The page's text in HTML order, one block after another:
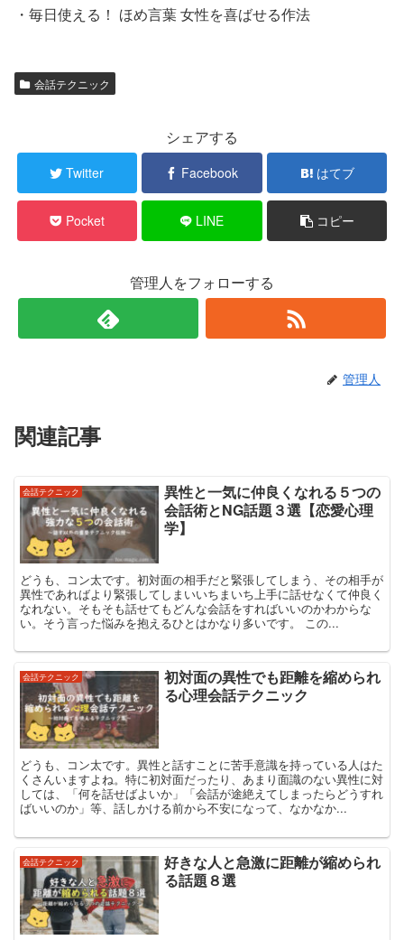
・毎日使える！ ほめ言葉 女性を喜ばせる作法
会話テクニック
シェアする
Twitter Facebook はてブ
Pocket LINE コピー
管理人をフォローする
管理人
関連記事
会話テクニック
異性と一気に仲良くなれる５つの
会話術とNG話題３選【恋愛心理
学】
どうも、コン太です。初対面の相手だと緊張してしまう、その相手が
異性であればより緊張してしまいいちまいち上手に話せなくて仲良く
なれない。そもそも話せてもどんな会話をすればいいのかわからな
い。そう言った悩みを抱えるひとはかなり多いです。 この...
会話テクニック
初対面の異性でも距離を縮められ
る心理会話テクニック
どうも、コン太です。異性と話すことに苦手意識を持っている人はた
くさんいますよね。特に初対面だったり、あまり面識のない異性に対
しては、「何を話せばよいか」「会話が途絶えてしまったらどうすれ
ばいいのか」等、話しかける前から不安になって、なかなか...
会話テクニック
好きな人と急激に距離が縮められ
る話題８選